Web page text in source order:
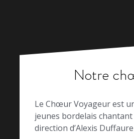
Notre
Le Chœur Voyageur est
jeunes bordelais chantant
direction d’Alexis